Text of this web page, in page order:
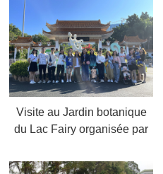
horion,2021.12
Visite au Jardin botanique
du Lac Fairy organisée par
administratif,2021.11